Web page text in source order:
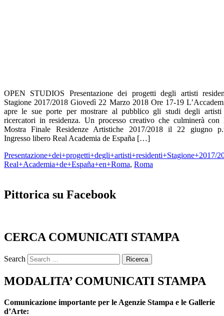
OPEN STUDIOS Presentazione dei progetti degli artisti
Stagione 2017/2018 Giovedì 22 Marzo 2018 Ore 17-19
apre le sue porte per mostrare al pubblico gli studi degli artisti
ricercatori in residenza. Un processo creativo che culminerà con
Mostra Finale Residenze Artistiche 2017/2018 il 22 giugno
Ingresso libero Real Academia de España […]
Presentazione+dei+progetti+degli+artisti+residenti+Stagione+2017/
Real+Academia+de+España+en+Roma, Roma
Pittorica su Facebook
CERCA COMUNICATI STAMPA
Search
MODALITA’ COMUNICATI STAMPA
Comunicazione importante per le Agenzie Stampa e le Gallerie
d’Arte: